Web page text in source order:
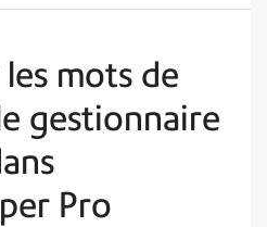
mots de
gestionnaire
Pro